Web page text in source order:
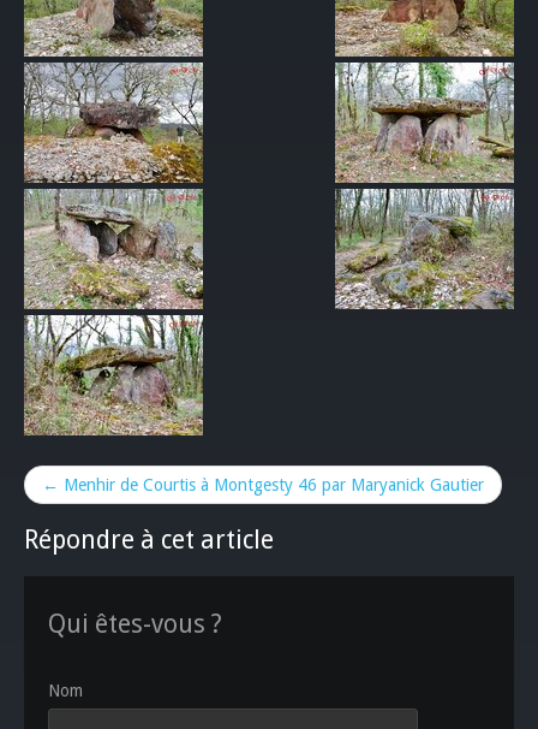
← Menhir de Courtis à Montgesty 46 par Maryanick Gautier
Répondre à cet article
Qui êtes-vous ?
Nom